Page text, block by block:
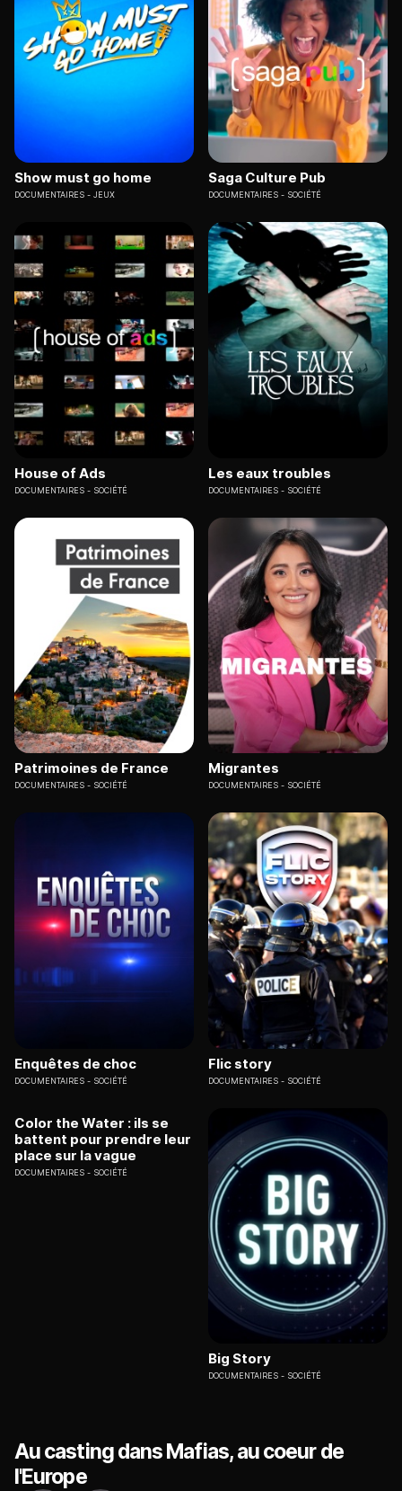
Show must go home
DOCUMENTAIRES JEUX
Saga Culture Pub
DOCUMENTAIRES SOCIÉTÉ
House of Ads
DOCUMENTAIRES SOCIÉTÉ
Les eaux troubles
DOCUMENTAIRES SOCIÉTÉ
Patrimoines de France
DOCUMENTAIRES SOCIÉTÉ
Migrantes
DOCUMENTAIRES SOCIÉTÉ
Enquêtes de choc
DOCUMENTAIRES SOCIÉTÉ
Flic story
DOCUMENTAIRES SOCIÉTÉ
Color the Water : ils se
battent pour prendre leur
place sur la vague
DOCUMENTAIRES SOCIÉTÉ
Big Story
DOCUMENTAIRES SOCIÉTÉ
Au casting dans Mafias, au coeur de
l'Europe